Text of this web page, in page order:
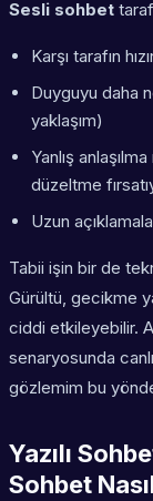
Sesli sohbet
Karşı tarafın
Duyguyu daha
yaklaşım)
Yanlış
düzeltme
Uzun
Tabii işin bir de
Gürültü, gecikme
ciddi etkileyebilir.
senaryosunda
gözlemim bu
Yazılı
Sohbet